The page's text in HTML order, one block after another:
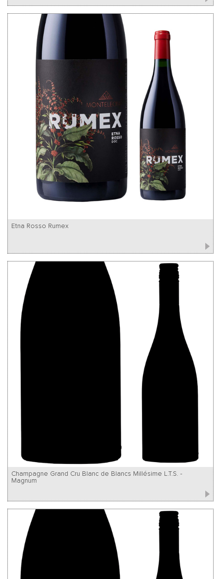
Etna Rosso Rumex
Champagne Grand Cru Blanc de Blancs Millésime L.T.S. -
Magnum